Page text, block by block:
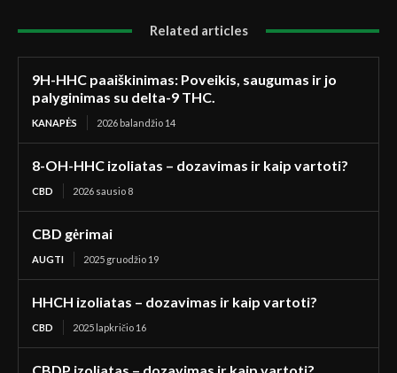
Related articles
9H-HHC paaiškinimas: Poveikis, saugumas ir jo
palyginimas su delta-9 THC.
KANAPĖS 2026 balandžio 14
8-OH-HHC izoliatas – dozavimas ir kaip vartoti?
CBD 2026 sausio 8
CBD gėrimai
AUGTI 2025 gruodžio 19
HHCH izoliatas – dozavimas ir kaip vartoti?
CBD 2025 lapkričio 16